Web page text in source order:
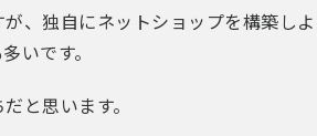
、独自にネットショップを構築し
いです。
と思います。